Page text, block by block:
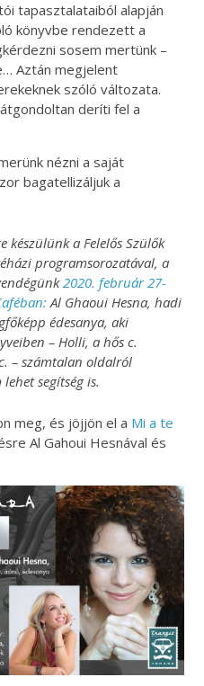
tapasztalataiból alapján
könyvbe rendezett a
sosem mertünk –
Aztán megjelent
szóló változata.
deríti fel a
nézni a saját
bagatellizáljuk a
készülünk a Felelős Szülők
programsorozatával, a
2020. február 27-
Al Ghaoui Hesna, hadi
édesanya, aki
– Holli, a hős c.
– számtalan oldalról
segítség is.
meg, és jöjjön el a Mi a te
Al Gahoui Hesnával és